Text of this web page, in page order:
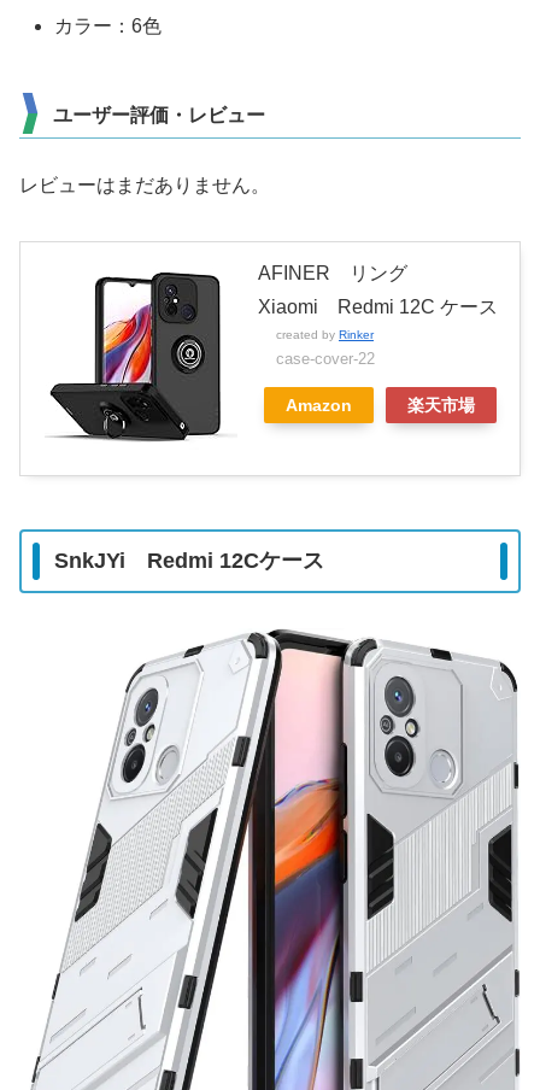
カラー：6色
ユーザー評価・レビュー
レビューはまだありません。
AFINER リング
Xiaomi Redmi 12C ケース
created by Rinker
case-cover-22
Amazon 楽天市場
SnkJYi Redmi 12Cケース